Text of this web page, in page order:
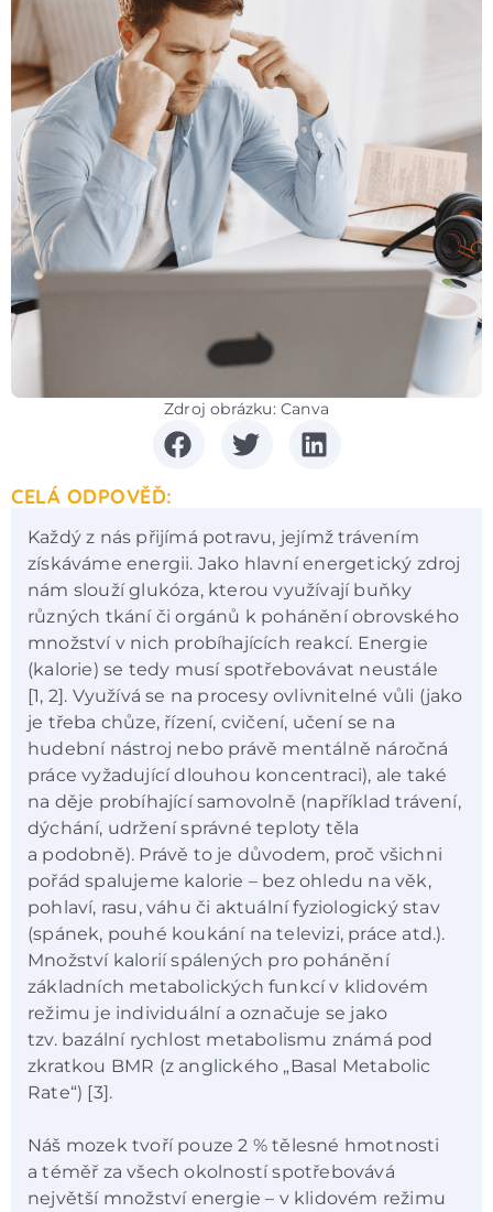
Zdroj obrázku: Canva
CELÁ ODPOVĚĎ:
Každý z nás přijímá potravu, jejímž trávením
získáváme energii. Jako hlavní energetický zdroj
nám slouží glukóza, kterou využívají buňky
různých tkání či orgánů k pohánění obrovského
množství v nich probíhajících reakcí. Energie
(kalorie) se tedy musí spotřebovávat neustále
[1, 2]. Využívá se na procesy ovlivnitelné vůli (jako
je třeba chůze, řízení, cvičení, učení se na
hudební nástroj nebo právě mentálně náročná
práce vyžadující dlouhou koncentraci), ale také
na děje probíhající samovolně (například trávení,
dýchání, udržení správné teploty těla
a podobně). Právě to je důvodem, proč všichni
pořád spalujeme kalorie – bez ohledu na věk,
pohlaví, rasu, váhu či aktuální fyziologický stav
(spánek, pouhé koukání na televizi, práce atd.).
Množství kalorií spálených pro pohánění
základních metabolických funkcí v klidovém
režimu je individuální a označuje se jako
tzv. bazální rychlost metabolismu známá pod
zkratkou BMR (z anglického „Basal Metabolic
Rate“) [3].
Náš mozek tvoří pouze 2 % tělesné hmotnosti
a téměř za všech okolností spotřebovává
největší množství energie – v klidovém režimu